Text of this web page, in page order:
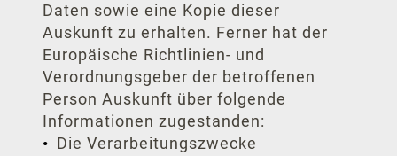
Daten sowie eine Kopie dieser
Auskunft zu erhalten. Ferner hat der
Europäische Richtlinien- und
Verordnungsgeber der betroffenen
Person Auskunft über folgende
Informationen zugestanden:
Die Verarbeitungszwecke